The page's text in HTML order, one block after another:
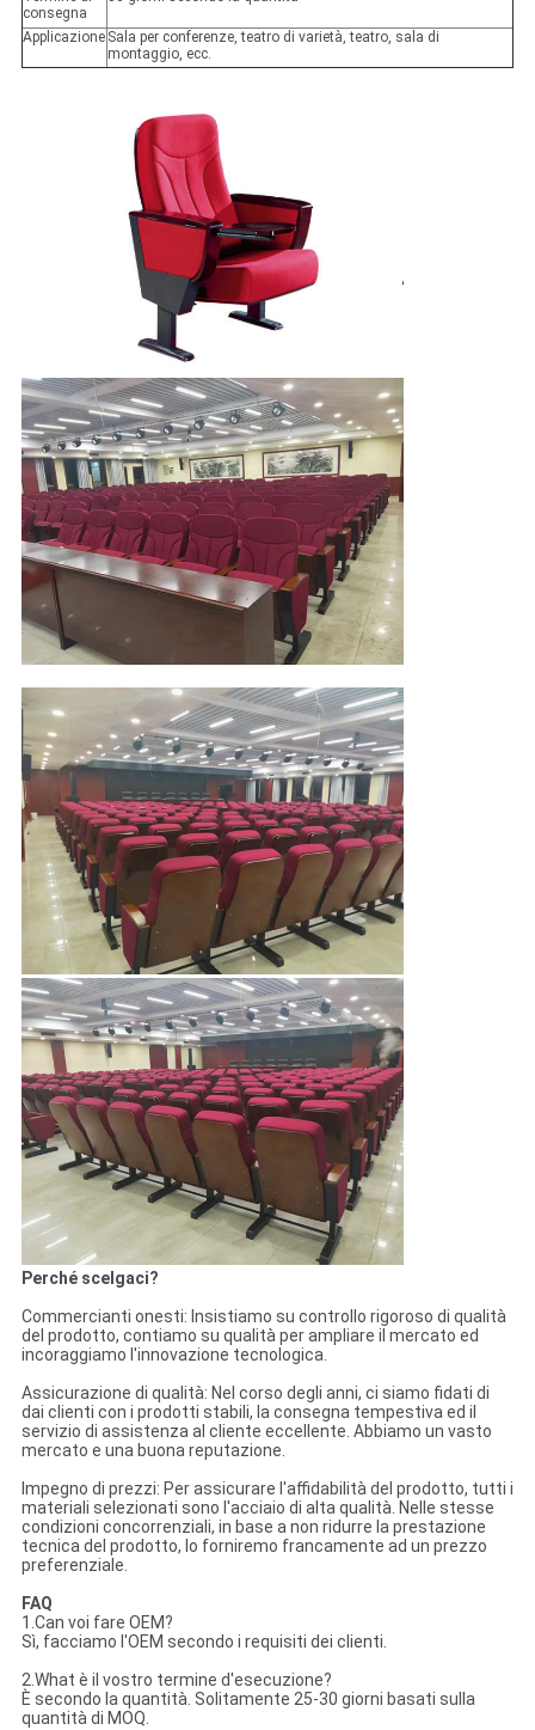
consegna
Applicazione Sala per conferenze, teatro di varietà, teatro, sala di
montaggio, ecc.
Perché scelgaci?
Commercianti onesti: Insistiamo su controllo rigoroso di qualità
del prodotto, contiamo su qualità per ampliare il mercato ed
incoraggiamo l'innovazione tecnologica.
Assicurazione di qualità: Nel corso degli anni, ci siamo fidati di
dai clienti con i prodotti stabili, la consegna tempestiva ed il
servizio di assistenza al cliente eccellente. Abbiamo un vasto
mercato e una buona reputazione.
Impegno di prezzi: Per assicurare l'affidabilità del prodotto, tutti i
materiali selezionati sono l'acciaio di alta qualità. Nelle stesse
condizioni concorrenziali, in base a non ridurre la prestazione
tecnica del prodotto, lo forniremo francamente ad un prezzo
preferenziale.
FAQ
1.Can voi fare OEM?
Sì, facciamo l'OEM secondo i requisiti dei clienti.
2.What è il vostro termine d'esecuzione?
È secondo la quantità. Solitamente 25-30 giorni basati sulla
quantità di MOQ.